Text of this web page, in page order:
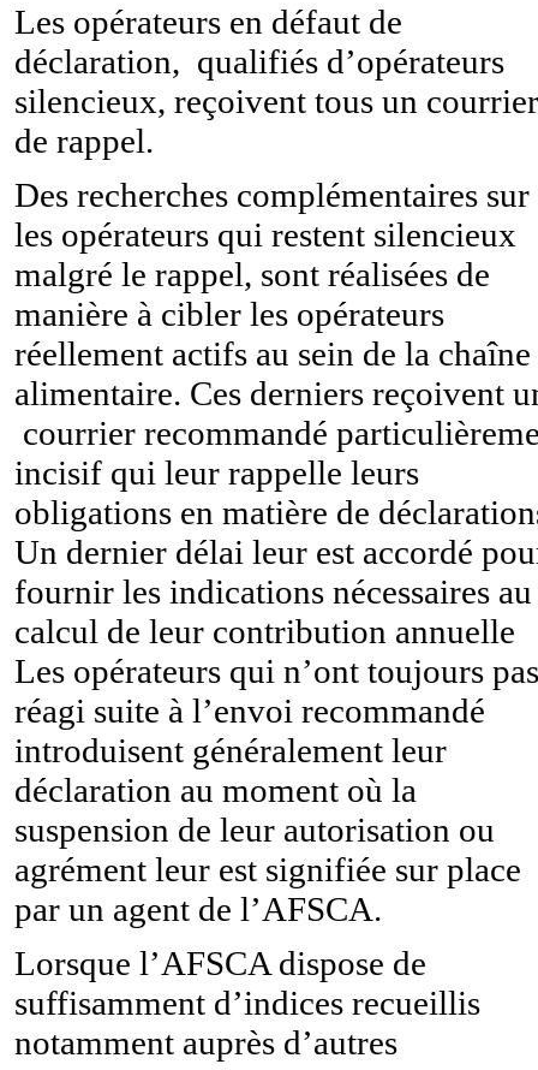
Les opérateurs en défaut de
déclaration, qualifiés d’opérateurs
silencieux, reçoivent tous un courrier
de rappel.
Des recherches complémentaires sur
les opérateurs qui restent silencieux
malgré le rappel, sont réalisées de
manière à cibler les opérateurs
réellement actifs au sein de la chaîne
alimentaire. Ces derniers reçoivent
courrier recommandé
incisif qui leur rappelle leurs
obligations en matière de
Un dernier délai leur est accordé
fournir les indications nécessaires au
calcul de leur contribution annuelle
Les opérateurs qui n’ont toujours pas
réagi suite à l’envoi recommandé
introduisent généralement leur
déclaration au moment où la
suspension de leur autorisation ou
agrément leur est signifiée sur place
par un agent de l’AFSCA.
Lorsque l’AFSCA dispose de
suffisamment d’indices recueillis
notamment auprès d’autres